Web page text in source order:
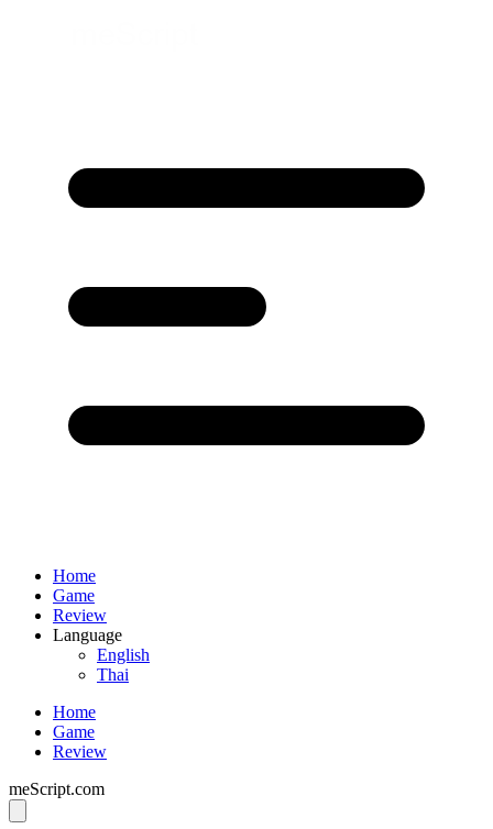
Home
Game
Review
Language
English
Thai
Home
Game
Review
meScript.com